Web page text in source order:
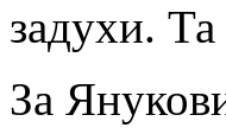
задухи.
За